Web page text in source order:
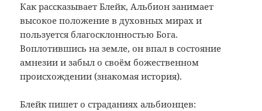
Как рассказывает Блейк, Альбион занимает
высокое положение в духовных мирах и
пользуется благосклонностью Бога.
Воплотившись на земле, он впал в состояние
амнезии и забыл о своём божественном
происхождении (знакомая история).
Блейк пишет о страданиях альбионцев: